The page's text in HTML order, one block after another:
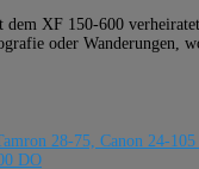
dem XF 150-600
oder Wanderungen,